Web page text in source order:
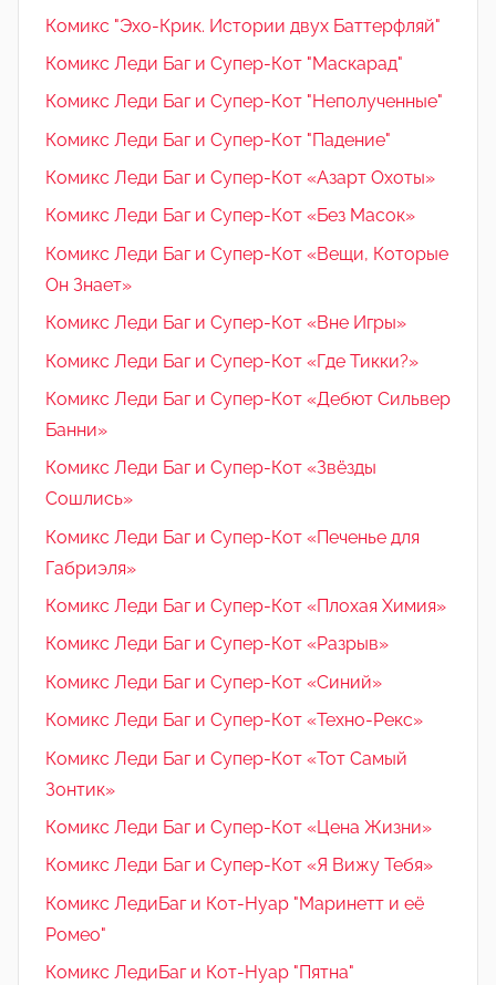
Комикс "Эхо-Крик. Истории двух Баттерфляй"
Комикс Леди Баг и Супер-Кот "Маскарад"
Комикс Леди Баг и Супер-Кот "Неполученные"
Комикс Леди Баг и Супер-Кот "Падение"
Комикс Леди Баг и Супер-Кот «Азарт Охоты»
Комикс Леди Баг и Супер-Кот «Без Масок»
Комикс Леди Баг и Супер-Кот «Вещи, Которые
Он Знает»
Комикс Леди Баг и Супер-Кот «Вне Игры»
Комикс Леди Баг и Супер-Кот «Где Тикки?»
Комикс Леди Баг и Супер-Кот «Дебют Сильвер
Банни»
Комикс Леди Баг и Супер-Кот «Звёзды
Сошлись»
Комикс Леди Баг и Супер-Кот «Печенье для
Габриэля»
Комикс Леди Баг и Супер-Кот «Плохая Химия»
Комикс Леди Баг и Супер-Кот «Разрыв»
Комикс Леди Баг и Супер-Кот «Синий»
Комикс Леди Баг и Супер-Кот «Техно-Рекс»
Комикс Леди Баг и Супер-Кот «Тот Самый
Зонтик»
Комикс Леди Баг и Супер-Кот «Цена Жизни»
Комикс Леди Баг и Супер-Кот «Я Вижу Тебя»
Комикс ЛедиБаг и Кот-Нуар "Маринетт и её
Ромео"
Комикс ЛедиБаг и Кот-Нуар "Пятна"